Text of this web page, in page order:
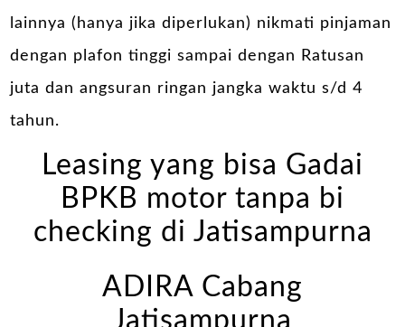
lainnya (hanya jika diperlukan) nikmati pinjaman
dengan plafon tinggi sampai dengan Ratusan
juta dan angsuran ringan jangka waktu s/d 4
tahun.
Leasing yang bisa Gadai
BPKB motor tanpa bi
checking di Jatisampurna
ADIRA Cabang
Jatisampurna